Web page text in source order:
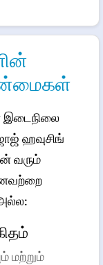
இடைநிலை
ஹவுசிங்
வரும்
மற்றும்